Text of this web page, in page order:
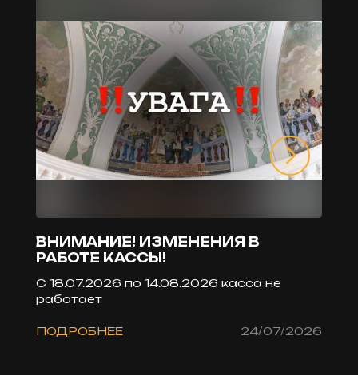
ВНИМАНИЕ! ИЗМЕНЕНИЯ В
РАБОТЕ КАССЫ!
С 18.07.2026 по 14.08.2026 касса не
работает
ПОДРОБНЕЕ 24/07/2026